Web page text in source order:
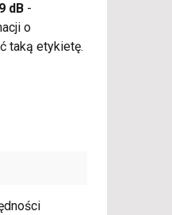
dB -
o
taką etykietę.